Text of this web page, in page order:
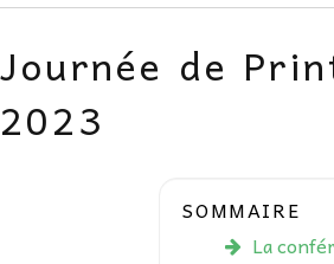
Journée de
2023
SOMMAIRE
La